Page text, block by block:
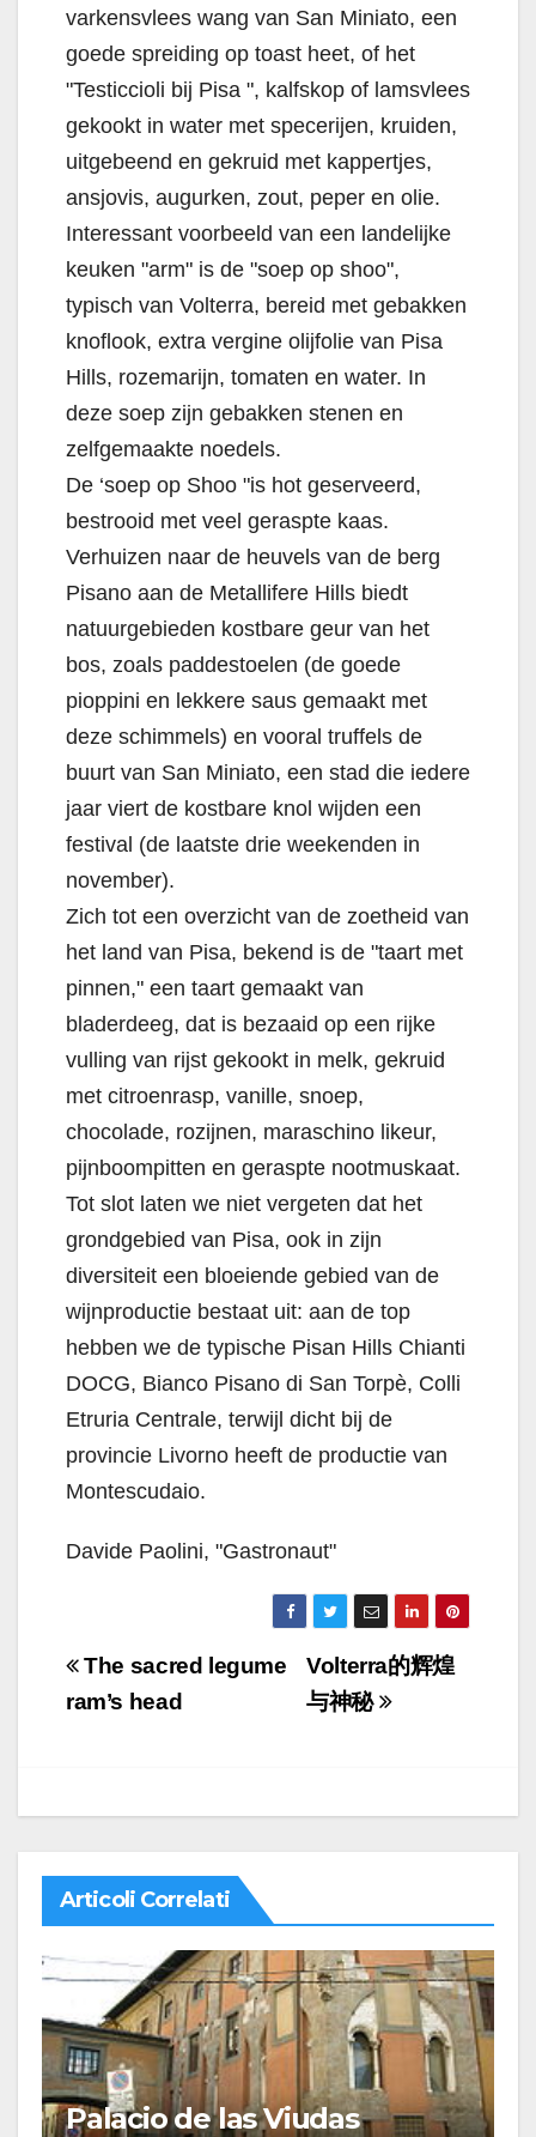
varkensvlees wang van San Miniato, een
goede spreiding op toast heet, of het
"Testiccioli bij Pisa ", kalfskop of lamsvlees
gekookt in water met specerijen, kruiden,
uitgebeend en gekruid met kappertjes,
ansjovis, augurken, zout, peper en olie.
Interessant voorbeeld van een landelijke
keuken "arm" is de "soep op shoo",
typisch van Volterra, bereid met gebakken
knoflook, extra vergine olijfolie van Pisa
Hills, rozemarijn, tomaten en water. In
deze soep zijn gebakken stenen en
zelfgemaakte noedels.
De ‘soep op Shoo "is hot geserveerd,
bestrooid met veel geraspte kaas.
Verhuizen naar de heuvels van de berg
Pisano aan de Metallifere Hills biedt
natuurgebieden kostbare geur van het
bos, zoals paddestoelen (de goede
pioppini en lekkere saus gemaakt met
deze schimmels) en vooral truffels de
buurt van San Miniato, een stad die iedere
jaar viert de kostbare knol wijden een
festival (de laatste drie weekenden in
november).
Zich tot een overzicht van de zoetheid van
het land van Pisa, bekend is de "taart met
pinnen," een taart gemaakt van
bladerdeeg, dat is bezaaid op een rijke
vulling van rijst gekookt in melk, gekruid
met citroenrasp, vanille, snoep,
chocolade, rozijnen, maraschino likeur,
pijnboompitten en geraspte nootmuskaat.
Tot slot laten we niet vergeten dat het
grondgebied van Pisa, ook in zijn
diversiteit een bloeiende gebied van de
wijnproductie bestaat uit: aan de top
hebben we de typische Pisan Hills Chianti
DOCG, Bianco Pisano di San Torpè, Colli
Etruria Centrale, terwijl dicht bij de
provincie Livorno heeft de productie van
Montescudaio.
Davide Paolini, "Gastronaut"
Navigazione
articoli
Volterra的辉煌
与神秘
The sacred legume
ram’s head
Articoli Correlati
Palacio de las Viudas